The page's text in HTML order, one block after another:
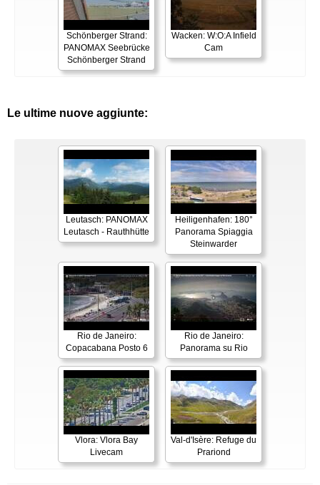
Schönberger Strand:
PANOMAX Seebrücke
Schönberger Strand
Wacken: W:O:A Infield
Cam
Le ultime nuove aggiunte:
Leutasch: PANOMAX
Leutasch - Rauthhütte
Heiligenhafen: 180°
Panorama Spiaggia
Steinwarder
Rio de Janeiro:
Copacabana Posto 6
Rio de Janeiro:
Panorama su Rio
Vlora: Vlora Bay
Livecam
Val-d'Isère: Refuge du
Prariond